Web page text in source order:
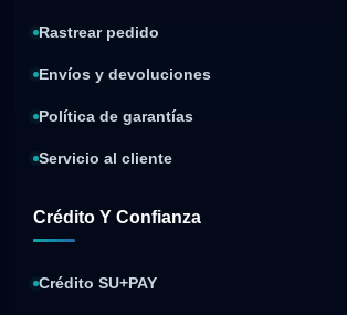
Rastrear pedido
Envíos y devoluciones
Política de garantías
Servicio al cliente
Crédito Y Confianza
Crédito SU+PAY